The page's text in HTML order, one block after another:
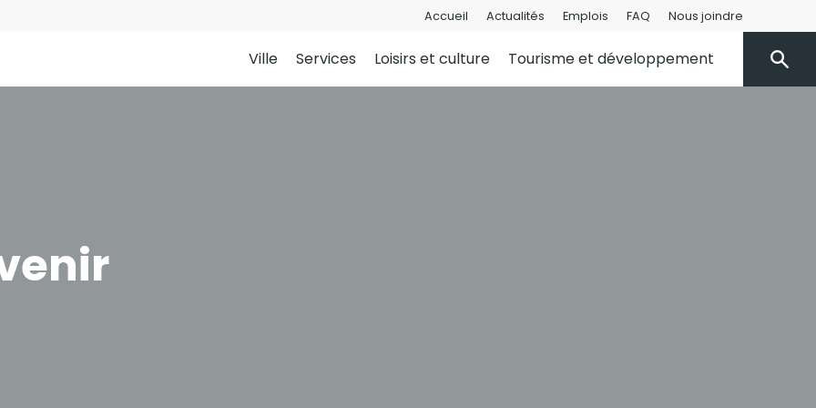
Accueil Actualités Emplois FAQ Nous joindre
Ville Services Loisirs et culture Tourisme et développement